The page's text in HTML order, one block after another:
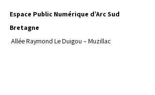
Espace Public Numérique d’Arc Sud
Bretagne
Allée Raymond Le Duigou – Muzillac